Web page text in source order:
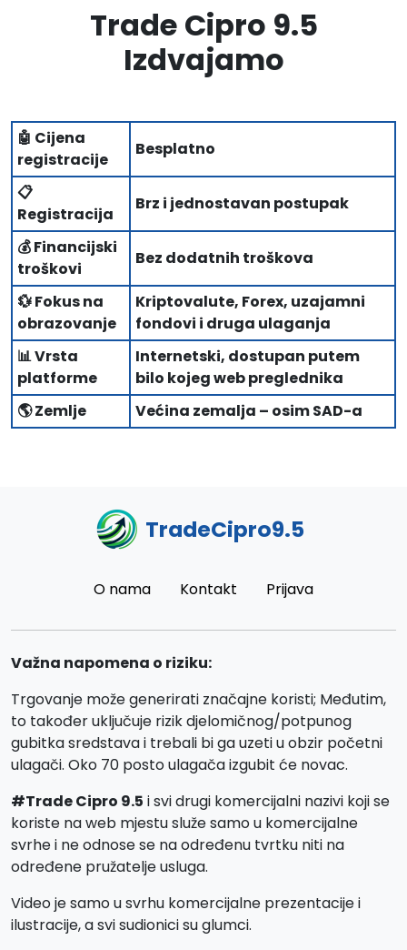
Trade Cipro 9.5
Izdvajamo
🤖 Cijena
registracije
Besplatno
📋
Registracija
Brz i jednostavan postupak
💰 Financijski
troškovi
Bez dodatnih troškova
💱 Fokus na
obrazovanje
Kriptovalute, Forex, uzajamni
fondovi i druga ulaganja
📊 Vrsta
platforme
Internetski, dostupan putem
bilo kojeg web preglednika
🌎 Zemlje
Većina zemalja – osim SAD-a
TradeCipro9.5
O nama Kontakt Prijava
Važna napomena o riziku:
Trgovanje može generirati značajne koristi; Međutim,
to također uključuje rizik djelomičnog/potpunog
gubitka sredstava i trebali bi ga uzeti u obzir početni
ulagači. Oko 70 posto ulagača izgubit će novac.
#Trade Cipro 9.5 i svi drugi komercijalni nazivi koji se
koriste na web mjestu služe samo u komercijalne
svrhe i ne odnose se na određenu tvrtku niti na
određene pružatelje usluga.
Video je samo u svrhu komercijalne prezentacije i
ilustracije, a svi sudionici su glumci.